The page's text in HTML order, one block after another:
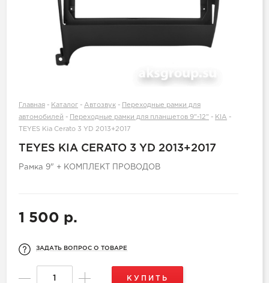
Главная - Каталог - Автозвук -
Переходные рамки для
автомобилей - Переходные рамки для планшетов 9"-12" - KIA -
TEYES Kia Cerato 3 YD 2013+2017
TEYES KIA CERATO 3 YD 2013+2017
Рамка 9" + КОМПЛЕКТ ПРОВОДОВ
1 500 р.
ЗАДАТЬ ВОПРОС О ТОВАРЕ
КУПИТЬ